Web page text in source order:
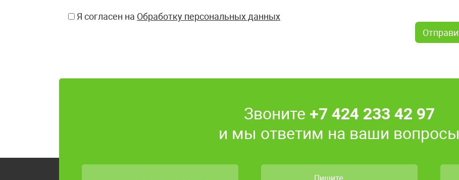
Я согласен на Обработку персональных данных
Звоните +7 424 233 42 97
и мы ответим на ваши вопросы